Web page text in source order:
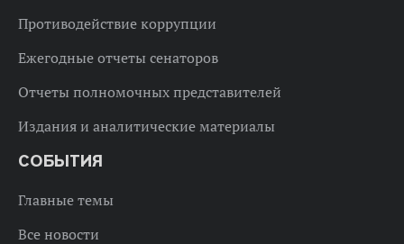
Противодействие коррупции
Ежегодные отчеты сенаторов
Отчеты полномочных представителей
Издания и аналитические материалы
СОБЫТИЯ
Главные темы
Все новости